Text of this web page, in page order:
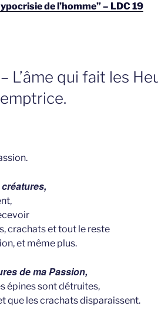
de l’homme” – LDC 19
L’âme qui fait les
crachats et tout le reste
et même plus.
de ma Passion,
épines sont détruites,
que les crachats disparaissent.